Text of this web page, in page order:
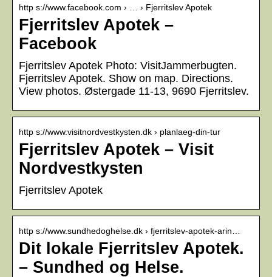
http s://www.facebook.com › … › Fjerritslev Apotek
Fjerritslev Apotek –
Facebook
Fjerritslev Apotek Photo: VisitJammerbugten.
Fjerritslev Apotek. Show on map. Directions.
View photos. Østergade 11-13, 9690 Fjerritslev.
http s://www.visitnordvestkysten.dk › planlaeg-din-tur
Fjerritslev Apotek – Visit
Nordvestkysten
Fjerritslev Apotek
http s://www.sundhedoghelse.dk › fjerritslev-apotek-arin…
Dit lokale Fjerritslev Apotek.
– Sundhed og Helse.